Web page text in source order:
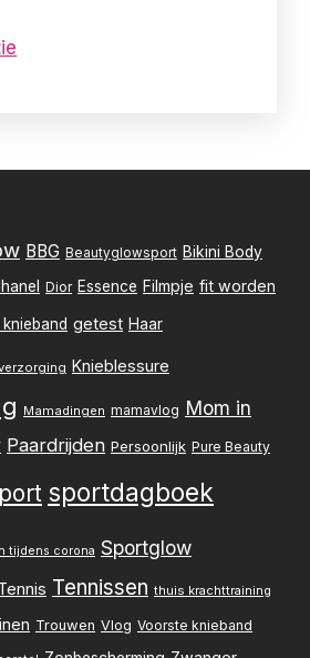
BBG Beautyglowsport Bikini Body
Dior Essence Filmpje fit worden
getest Haar
Knieblessure
Mamadingen mamavlog Mom in
Paardrijden Persoonlijk Pure Beauty
sportdagboek
tijdens corona Sportglow
Tennissen thuis krachttraining
Trouwen Vlog Voorste knieband